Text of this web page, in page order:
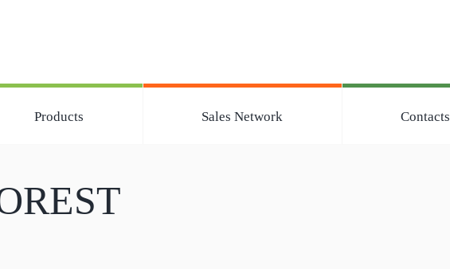
Products Sales Network Contacts